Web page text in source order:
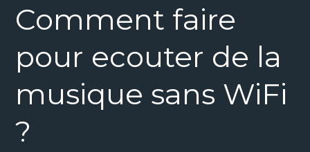
Comment faire
pour ecouter de la
musique sans WiFi
?